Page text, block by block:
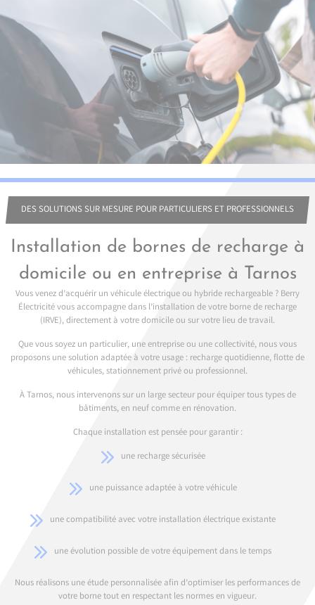
DES SOLUTIONS SUR MESURE POUR PARTICULIERS ET PROFESSIONNELS
Installation de bornes de recharge à
domicile ou en entreprise à Tarnos
Vous venez d’acquérir un véhicule électrique ou hybride rechargeable ? Berry
Électricité vous accompagne dans l’installation de votre borne de recharge
(IRVE), directement à votre domicile ou sur votre lieu de travail.
Que vous soyez un particulier, une entreprise ou une collectivité, nous vous
proposons une solution adaptée à votre usage : recharge quotidienne, flotte de
véhicules, stationnement privé ou professionnel.
À Tarnos, nous intervenons sur un large secteur pour équiper tous types de
bâtiments, en neuf comme en rénovation.
Chaque installation est pensée pour garantir :
une recharge sécurisée
une puissance adaptée à votre véhicule
une compatibilité avec votre installation électrique existante
une évolution possible de votre équipement dans le temps
Nous réalisons une étude personnalisée afin d’optimiser les performances de
votre borne tout en respectant les normes en vigueur.